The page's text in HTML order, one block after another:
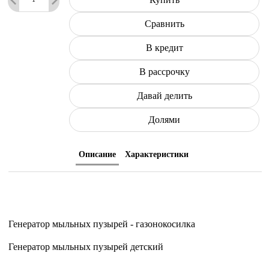
Сравнить
В кредит
В рассрочку
Давай делить
Долями
Описание Характеристики
Генератор мыльных пузырей - газонокосилка
Генератор мыльных пузырей детский